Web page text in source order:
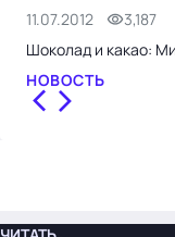
11.07.2012
3,187
Шоколад и какао:
НОВОСТЬ